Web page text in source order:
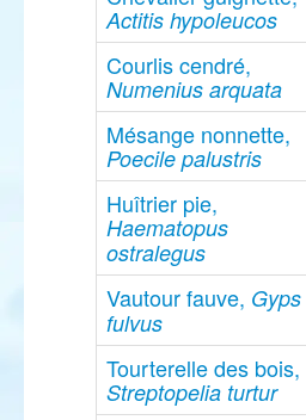
Actitis hypoleucos
Courlis cendré,
Numenius arquata
Mésange nonnette,
Poecile palustris
Huîtrier pie,
Haematopus
ostralegus
Vautour fauve, Gyps
fulvus
Tourterelle des bois,
Streptopelia turtur